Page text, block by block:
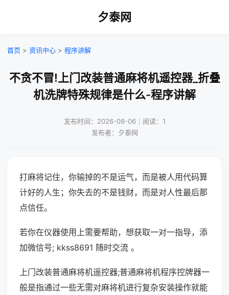
夕泰网
首页 > 资讯中心 > 程序讲解
不贪不冒!上门改装普通麻将机遥控器_折叠
机洗牌特殊规律是什么-程序讲解
发布时间：2026-08-06｜阅读：1
发布者：夕泰网
打麻将记住，你输掉的不是运气，而是被人用代码算
计好的人生；你失去的不是钱财，而是对人性最后那
点信任。
若你在仪器使用上需要帮助，想获取一对一指导，添
加微信号; kkss8691 随时交流 。
上门改装普通麻将机遥控器;普通麻将机程序控牌器一
般是指通过一些无需对麻将机进行复杂安装操作就能